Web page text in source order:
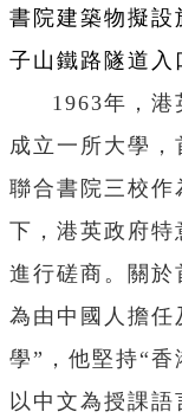
書院建築物擬設
子山鐵路隧道入
1963年，
成立一所大學，
聯合書院三校作
下，港英政府特
進行磋商。關於
為由中國人擔任
學”，他堅持“香
以中文為授課